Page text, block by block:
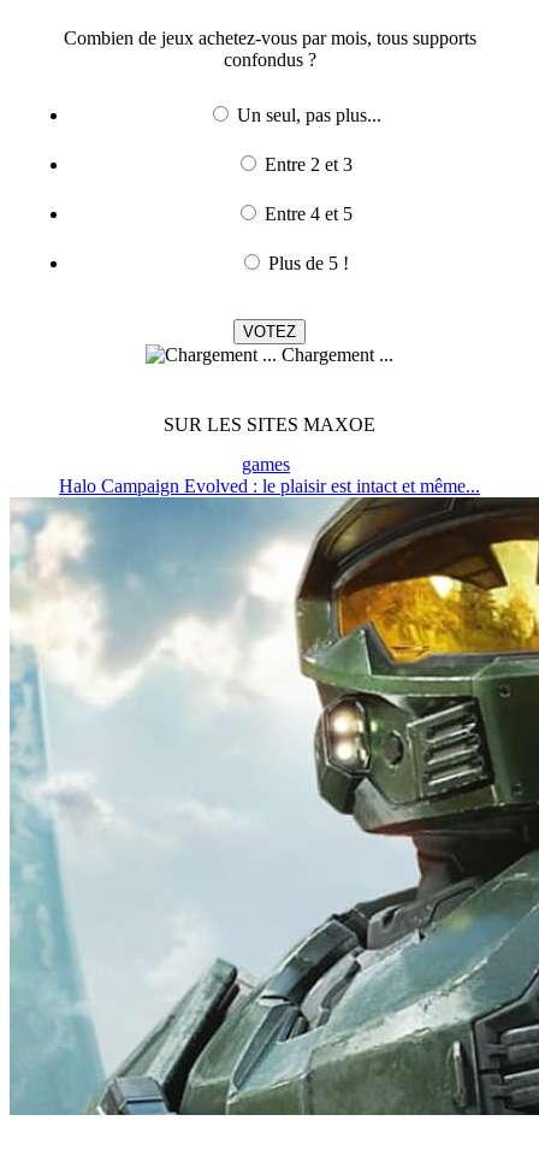
Combien de jeux achetez-vous par mois, tous supports
confondus ?
Un seul, pas plus...
Entre 2 et 3
Entre 4 et 5
Plus de 5 !
Chargement ...
SUR LES SITES MAXOE
games
Halo Campaign Evolved : le plaisir est intact et même...